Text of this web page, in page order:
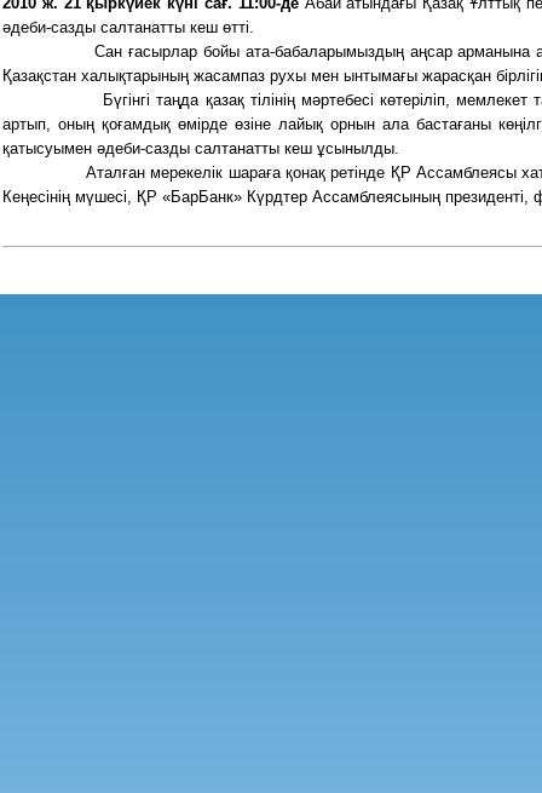
әдеби-сазды салтанатты кеш өтті.
Сан ғасырлар бойы ата-бабаларымыздың аңсар арманына
Қазақстан халықтарының жасампаз рухы мен ынтымағы жарасқан
Бүгінгі таңда қазақ тілінің мәртебесі көтеріліп,
артып, оның қоғамдық өмірде өзіне лайық орнын ала бастағаны
қатысуымен әдеби-сазды салтанатты кеш ұсынылды.
Аталған мерекелік шараға қонақ ретінде ҚР Ассамблеясы
Кеңесінің мүшесі, ҚР «БарБанк» Күрдтер Ассамблеясының президенті,